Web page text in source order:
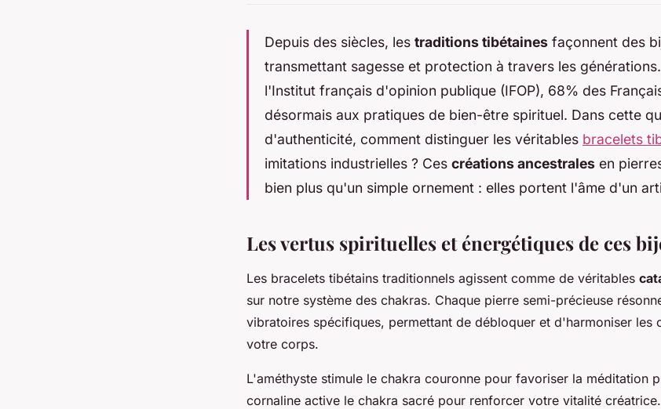
Depuis des siècles, les traditions tibétaines façonnent des
transmettant sagesse et protection à travers les
l'Institut français d'opinion publique (IFOP), 68% des
désormais aux pratiques de bien-être spirituel. Dans cette
d'authenticité, comment distinguer les véritables bracelets
imitations industrielles ? Ces créations ancestrales en
bien plus qu'un simple ornement : elles portent l'âme d'un
Les vertus spirituelles et énergétiques de ces
Les bracelets tibétains traditionnels agissent comme de véritables
sur notre système des chakras. Chaque pierre semi-précieuse
vibratoires spécifiques, permettant de débloquer et d'harmoniser les
votre corps.
L'améthyste stimule le chakra couronne pour favoriser la méditation
cornaline active le chakra sacré pour renforcer votre vitalité